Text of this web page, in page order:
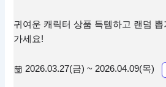
귀여운 캐릭터 상품 득템하고 랜덤
가세요!
2026.03.27(금) ~ 2026.04.09(목)